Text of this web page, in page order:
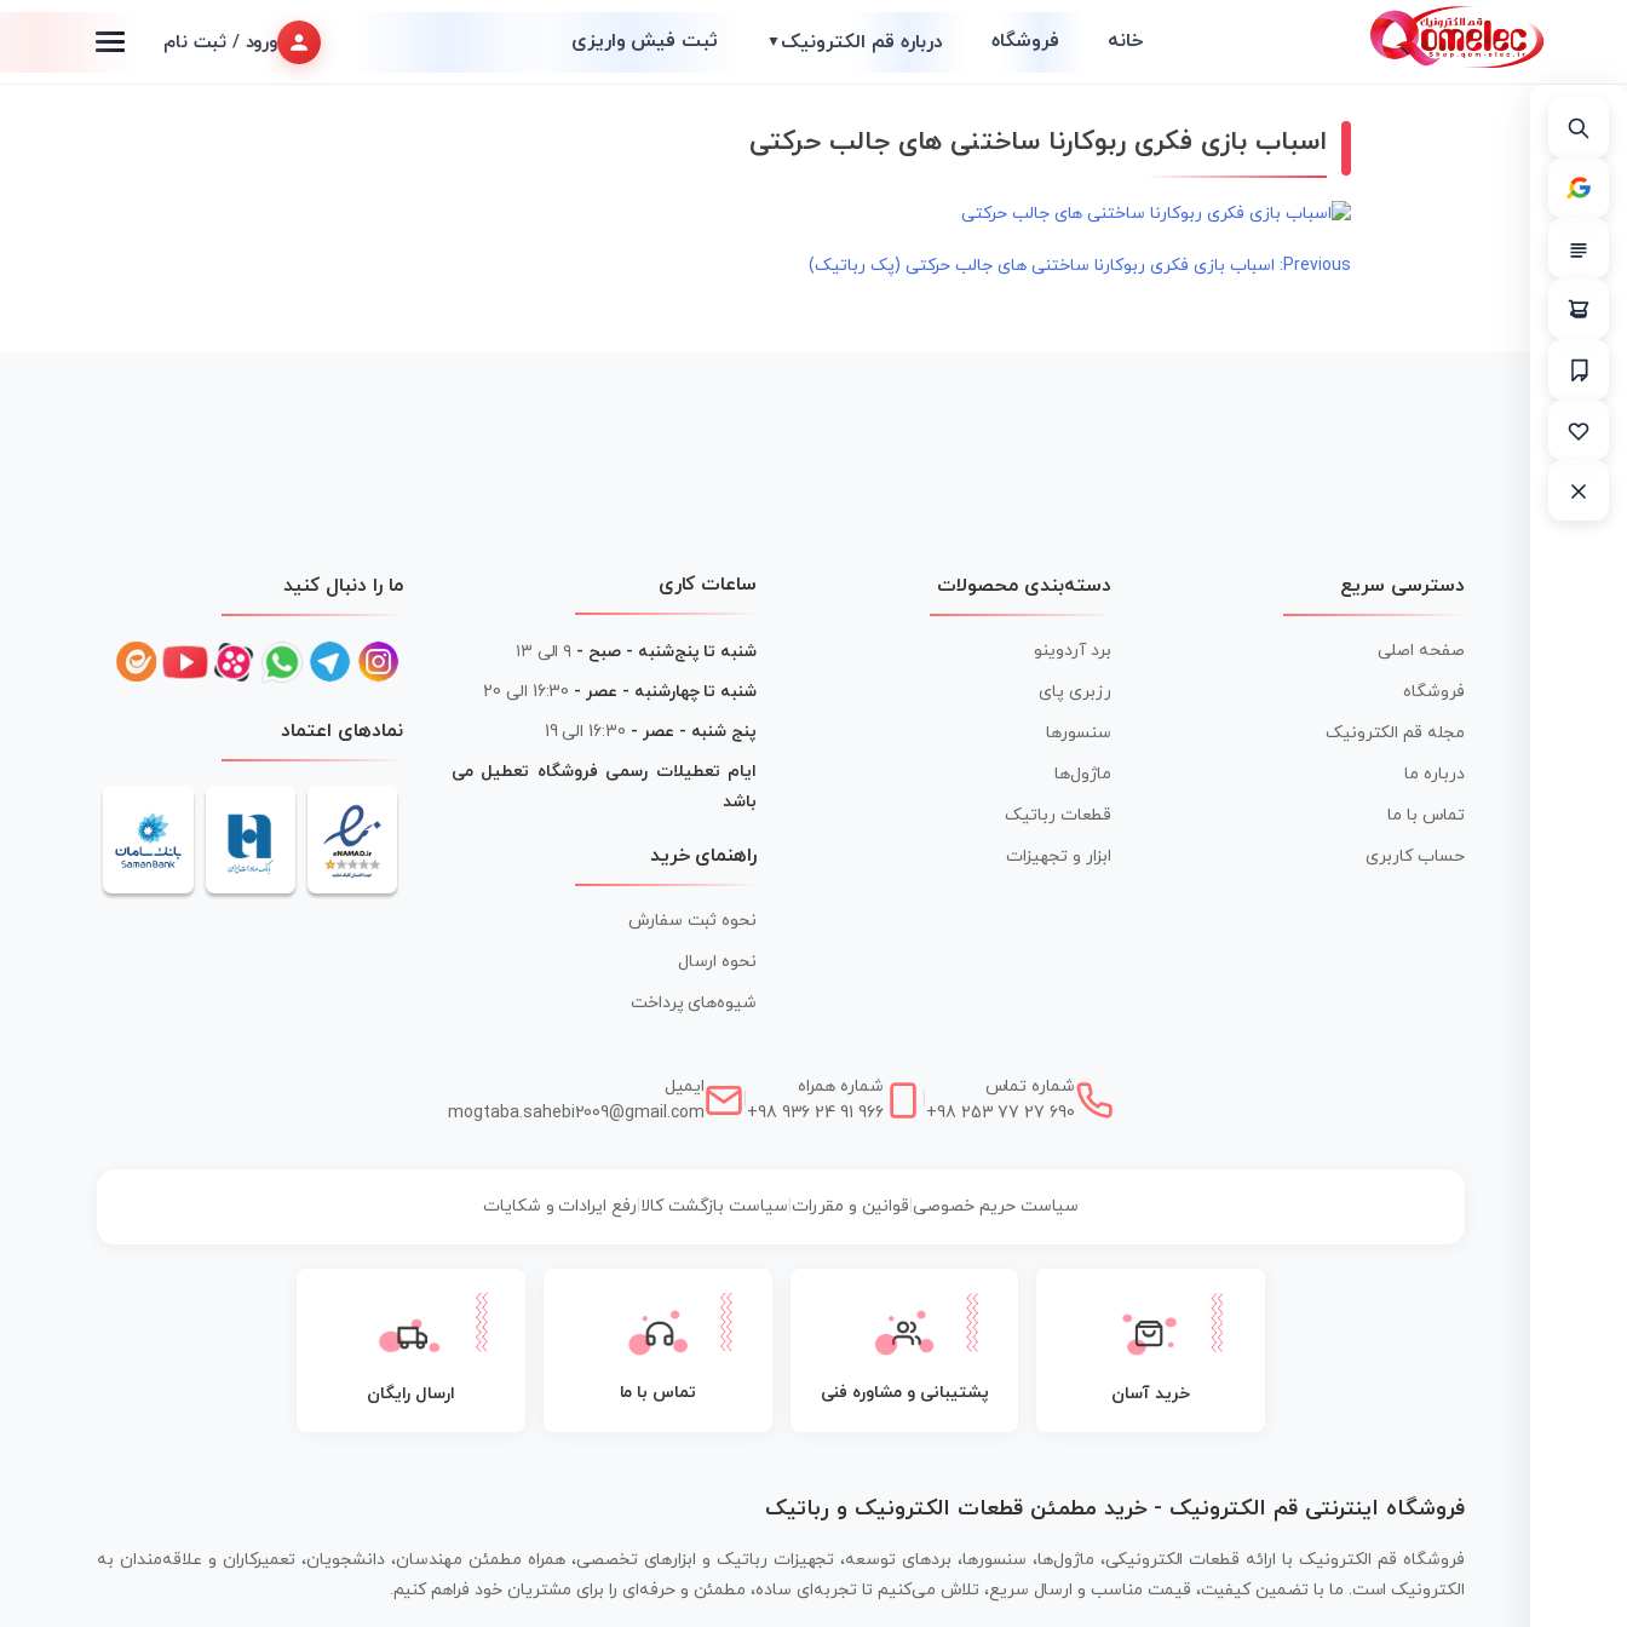
خانه فروشگاه درباره قم الکترونیک▼ ثبت فیش واریزی ورود / ثبت نام
اسباب بازی فکری ربوکارنا ساختنی های جالب حرکتی
راهبری
Previous: اسباب بازی فکری ربوکارنا ساختنی های جالب حرکتی (پک رباتیک)
دسترسی سریع
صفحه اصلی
فروشگاه
مجله قم الکترونیک
درباره ما
تماس با ما
حساب کاربری
دسته‌بندی محصولات
برد آردوینو
رزبری پای
سنسورها
ماژول‌ها
قطعات رباتیک
ابزار و تجهیزات
ساعات کاری
شنبه تا پنج‌شنبه - صبح - ۹ الی ۱۳
شنبه تا چهارشنبه - عصر - 16:30 الی 20
پنج شنبه - عصر - 16:30 الی 19
ایام تعطیلات رسمی فروشگاه تعطیل می
باشد
راهنمای خرید
نحوه ثبت سفارش
نحوه ارسال
شیوه‌های پرداخت
ما را دنبال کنید
نمادهای اعتماد
شماره تماس
+98 253 77 27 690
شماره همراه
+98 936 24 91 966
ایمیل
mogtaba.sahebi2009@gmail.com
سیاست حریم خصوصی| قوانین و مقررات سیاست بازگشت کالا رفع ایرادات و شکایات
خرید آسان پشتیبانی و مشاوره فنی تماس با ما ارسال رایگان
فروشگاه اینترنتی قم الکترونیک - خرید مطمئن قطعات الکترونیک و رباتیک
فروشگاه قم الکترونیک با ارائه قطعات الکترونیکی، ماژول‌ها، سنسورها، بردهای توسعه، تجهیزات رباتیک و ابزارهای تخصصی، همراه مطمئن مهندسان، دانشجویان، تعمیرکاران و علاقه‌مندان به
الکترونیک است. ما با تضمین کیفیت، قیمت مناسب و ارسال سریع، تلاش می‌کنیم تا تجربه‌ای ساده، مطمئن و حرفه‌ای را برای مشتریان خود فراهم کنیم.